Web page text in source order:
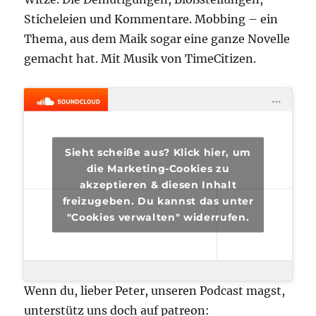
Sticheleien und Kommentare. Mobbing – ein
Thema, aus dem Maik sogar eine ganze Novelle
gemacht hat. Mit Musik von TimeCitizen.
Sieht scheiße aus? Klick hier, um
die Marketing-Cookies zu
akzeptieren & diesen Inhalt
freizugeben. Du kannst das unter
"Cookies verwalten" widerrufen.
Wenn du, lieber Peter, unseren Podcast magst,
unterstütz uns doch auf patreon: